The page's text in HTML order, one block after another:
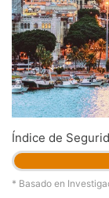
Índice de
* Basado en